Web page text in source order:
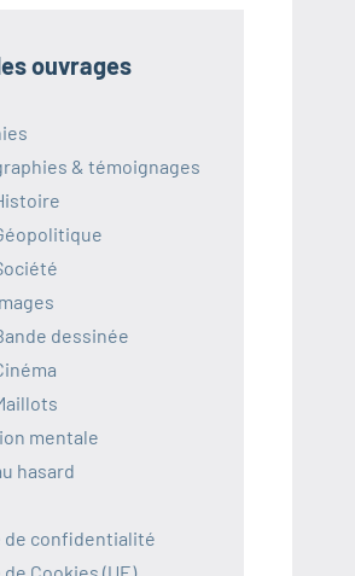
ouvrages
& témoignages
dessinée
mentale
hasard
de confidentialité